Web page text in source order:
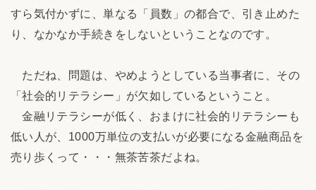
すら気付かずに、単なる「員数」の都合で、引き止めた
り、なかなか手続きをしないということなのです。
ただね、問題は、やめようとしている当事者に、その
「社会的リテラシー」が欠如しているということ。
金融リテラシーが低く、おまけに社会的リテラシーも
低い人が、1000万単位の支払いが必要になる金融商品を
売り歩くって・・・無茶苦茶だよね。